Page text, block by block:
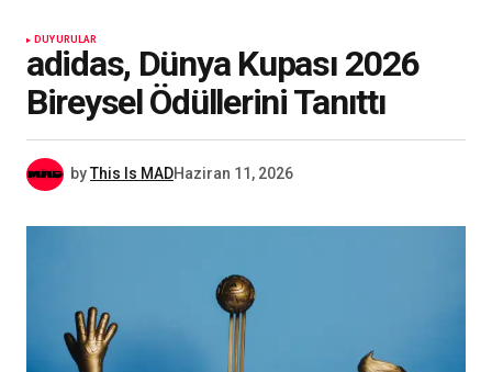
DUYURULAR
adidas, Dünya Kupası 2026
Bireysel Ödüllerini Tanıttı
byThis Is MADHaziran 11, 2026